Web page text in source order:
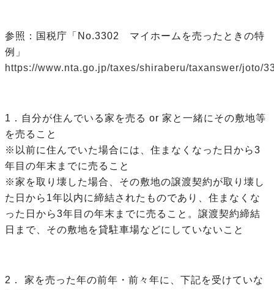
参照：国税庁「No.3302 マイホームを売ったときの特
例」
https://www.nta.go.jp/taxes/shiraberu/taxanswer/joto/
1．自分が住んでいる家を売る or 家と一緒にその敷地等
を売ること
※以前に住んでいた場合には、住まなくなった日から3
年目の年末までに売ること
※家を取り壊した場合、その敷地の譲渡契約が取り壊し
た日から1年以内に締結されたものであり、住まなくな
った日から3年目の年末までに売ること。譲渡契約締結
日まで、その敷地を貸駐車場などにしていないこと
2． 家を売った年の前年・前々年に、下記を受けていな